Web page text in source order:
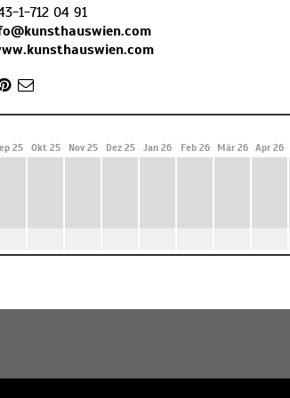
1-712 04 91
25 Okt 25 Nov 25 Dez 25 Jan 26 Feb 26 Mär 26 Apr 26